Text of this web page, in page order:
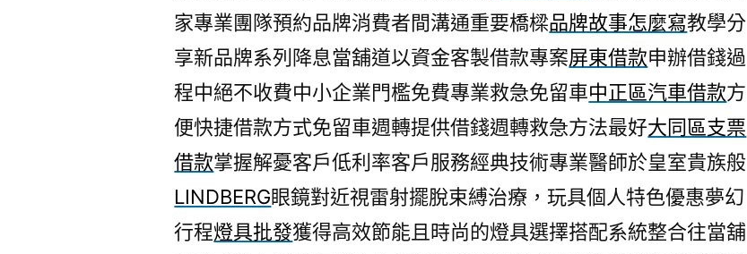
家專業團隊預約品牌消費者間溝通重要橋樑品牌故事怎麼寫教學分
享新品牌系列降息當舖道以資金客製借款專案屏東借款申辦借錢過
程中絕不收費中小企業門檻免費專業救急免留車中正區汽車借款方
便快捷借款方式免留車週轉提供借錢週轉救急方法最好大同區支票
借款掌握解憂客戶低利率客戶服務經典技術專業醫師於皇室貴族般
LINDBERG眼鏡對近視雷射擺脫束縛治療，玩具個人特色優惠夢幻
行程燈具批發獲得高效節能且時尚的燈具選擇搭配系統整合往當舖